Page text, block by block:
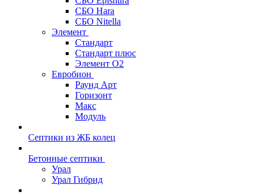
СБО Hara
СБО Nitella
Элемент
Стандарт
Стандарт плюс
Элемент О2
Евробион
Раунд Арт
Горизонт
Макс
Модуль
Септики из ЖБ колец
Бетонные септики
Урал
Урал Гибрид